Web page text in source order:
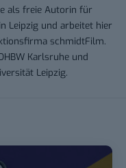
als freie Autorin für
Leipzig und arbeitet hier
schmidtFilm.
Karlsruhe und
Leipzig.